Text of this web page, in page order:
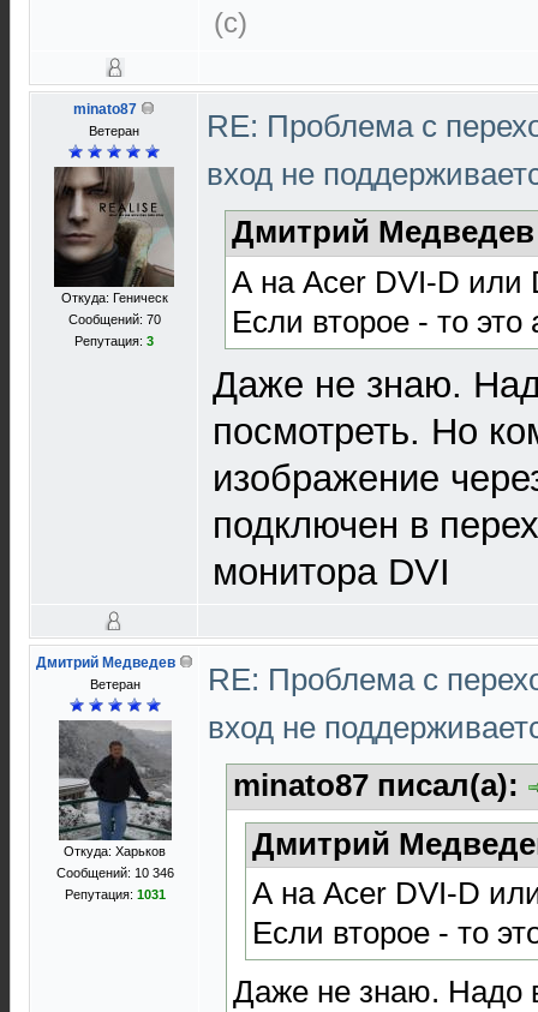
(с)
minato87
Ветеран
Откуда: Геническ
Сообщений: 70
Репутация: 3
RE: Проблема с
вход не
Дмитрий
А на Acer DVI-D или
Если второе - то
Даже не знаю.
посмотреть. Но
изображение
подключен в
монитора DVI
Дмитрий Медведев
Ветеран
Откуда: Харьков
Сообщений: 10 346
Репутация: 1031
RE: Проблема с
вход не
minato87 писал(а):
Дмитрий
А на Acer DVI-D
Если второе - то
Даже не знаю. Надо